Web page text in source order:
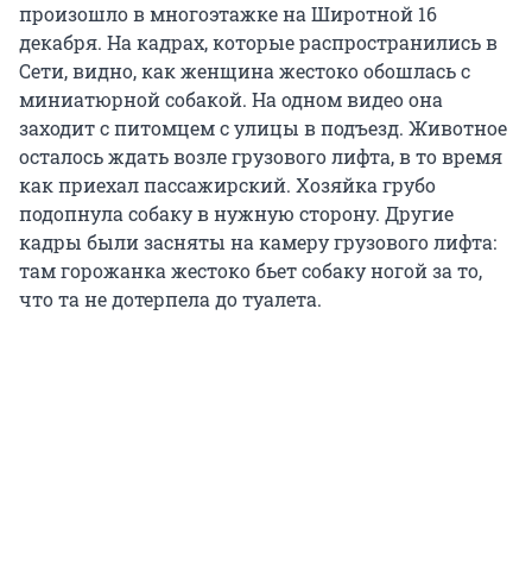
произошло в многоэтажке на Широтной 16
декабря. На кадрах, которые распространились в
Сети, видно, как женщина жестоко обошлась с
миниатюрной собакой. На одном видео она
заходит с питомцем с улицы в подъезд. Животное
осталось ждать возле грузового лифта, в то время
как приехал пассажирский. Хозяйка грубо
подопнула собаку в нужную сторону. Другие
кадры были засняты на камеру грузового лифта:
там горожанка жестоко бьет собаку ногой за то,
что та не дотерпела до туалета.